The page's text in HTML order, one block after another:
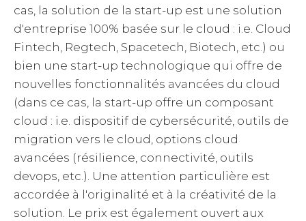
cas, la solution de la start-up est une solution
d'entreprise 100% basée sur le cloud : i.e. Cloud
Fintech, Regtech, Spacetech, Biotech, etc.) ou
bien une start-up technologique qui offre de
nouvelles fonctionnalités avancées du cloud
(dans ce cas, la start-up offre un composant
cloud : i.e. dispositif de cybersécurité, outils de
migration vers le cloud, options cloud
avancées (résilience, connectivité, outils
devops, etc.). Une attention particulière est
accordée à l'originalité et à la créativité de la
solution. Le prix est également ouvert aux